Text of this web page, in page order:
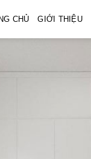
CHỦ GIỚI THIỆU